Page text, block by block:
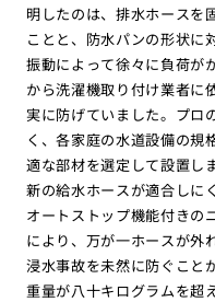
明したのは、排水ホースを
ことと、防水パンの形状に
振動によって徐々に負荷が
から洗濯機取り付け業者に
実に防げていました。プロ
く、各家庭の水道設備の規
適な部材を選定して設置し
新の給水ホースが適合しに
オートストップ機能付きの
により、万が一ホースが外
浸水事故を未然に防ぐこと
重量が八十キログラムを超